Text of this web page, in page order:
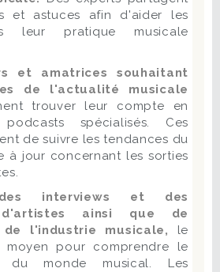
et astuces afin d'aider les
leur pratique musicale
et amatrices souhaitant
de l'actualité musicale
trouver leur compte en
spécialisés. Ces
de suivre les tendances du
à jour concernant les sorties
interviews et des
d'artistes ainsi que de
de l'industrie musicale, le
pour comprendre le
du monde musical. Les